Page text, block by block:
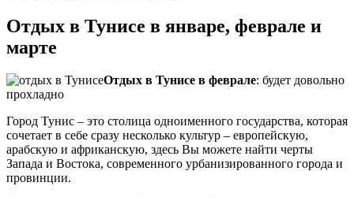
Отдых в Тунисе в январе, феврале и
марте
Отдых в Тунисе в феврале: будет довольно
прохладно
Город Тунис – это столица одноименного государства, которая
сочетает в себе сразу несколько культур – европейскую,
арабскую и африканскую, здесь Вы можете найти черты
Запада и Востока, современного урбанизированного города и
провинции.